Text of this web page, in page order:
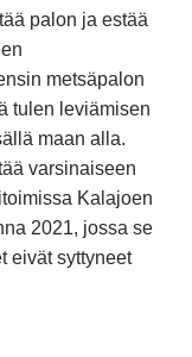
palon ja estää
metsäpalon
tulen leviämisen
maan alla.
varsinaiseen
Kalajoen
2021, jossa se
eivät syttyneet